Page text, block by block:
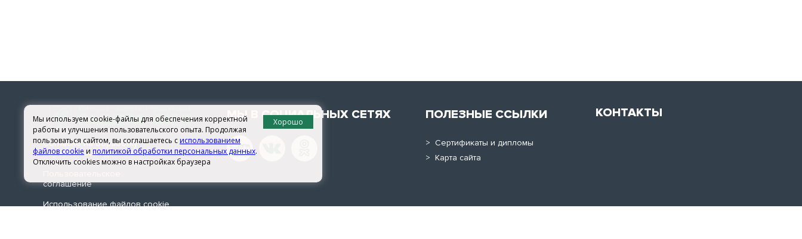
Согласие на обработку
персональных данных
соглашение
Использование файлов сookie
МЫ В СОЦИАЛЬНЫХ СЕТЯХ ПОЛЕЗНЫЕ ССЫЛКИ
> Сертификаты и дипломы
> Карта сайта
КОНТАКТЫ
Мы используем cookie-файлы для обеспечения корректной
работы и улучшения пользовательского опыта. Продолжая
пользоваться сайтом, вы соглашаетесь с использованием
файлов cookie и политикой обработки персональных данных.
Отключить cookies можно в настройках браузера
Хорошо